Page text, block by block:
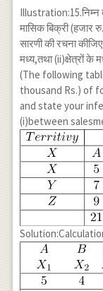
Illustration:15.निम्न
मासिक बिक्री (हजार
सारणी की रचना
मध्य,तथा (ii)क्षेत्रों के
(The following
thousand Rs.) of
and state your
(i)between